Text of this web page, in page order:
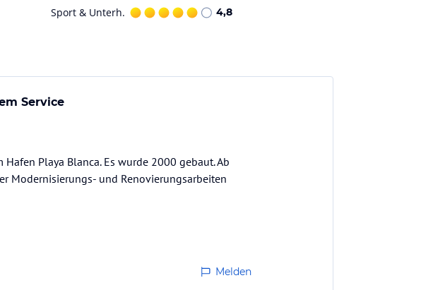
Sport & Unterh. 4,8
Service
Playa Blanca. Es wurde 2000 gebaut. Ab
Modernisierungs- und Renovierungsarbeiten
Melden